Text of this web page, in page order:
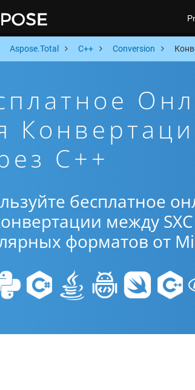
Aspose.Total C++ Conversion
C++
бесплатное
между
форматов от